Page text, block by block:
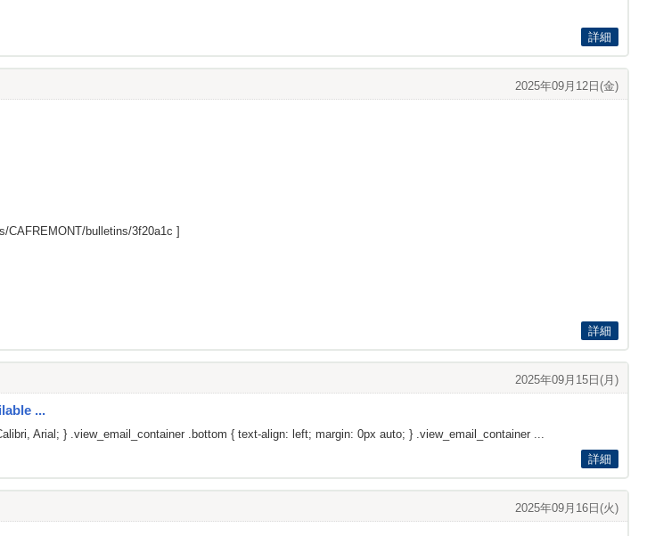
詳細
2025年09月12日(金)
CAFREMONT/bulletins/3f20a1c ]
詳細
2025年09月15日(月)
...
Arial; } .view_email_container .bottom { text-align: left; margin: 0px auto; } .view_email_container ...
詳細
2025年09月16日(火)